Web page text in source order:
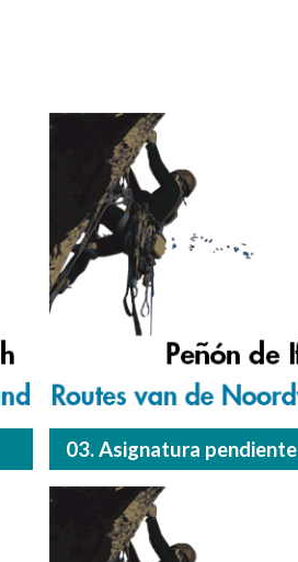
03. Asignatura pendiente